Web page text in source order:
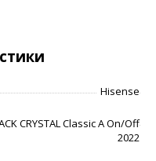
Hisense
CRYSTAL Classic A On/Off
2022